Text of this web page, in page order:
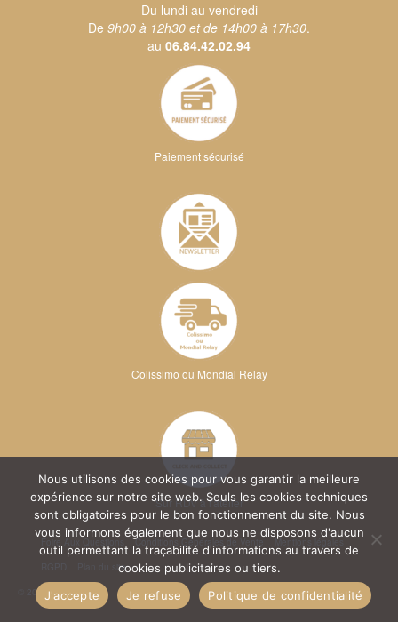
Du lundi au vendredi
De 9h00 à 12h30 et de 14h00 à 17h30.
au 06.84.42.02.94
Paiement sécurisé
Colissimo ou Mondial Relay
Sur RDV à l'atelier
Conditions Générales de Vente
Mentions légales
Plan du site
© 2026 Kréa Broderie
Nous utilisons des cookies pour vous garantir la meilleure
expérience sur notre site web. Seuls les cookies techniques
sont obligatoires pour le bon fonctionnement du site. Nous
vous informons également que nous ne disposons d'aucun
outil permettant la traçabilité d'informations au travers de
cookies publicitaires ou tiers.
J'accepte
Je refuse Politique de confidentialité